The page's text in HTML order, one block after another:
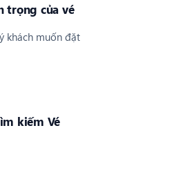
trọng của vé
khách muốn đặt
kiếm Vé